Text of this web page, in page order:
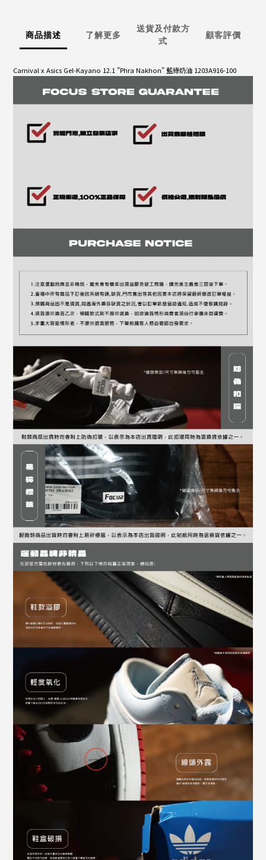
商品描述 了解更多
送貨及付款方
式
顧客評價
Carnival x Asics Gel-Kayano 12.1 "Phra Nakhon" 藍綠奶油 1203A916-100